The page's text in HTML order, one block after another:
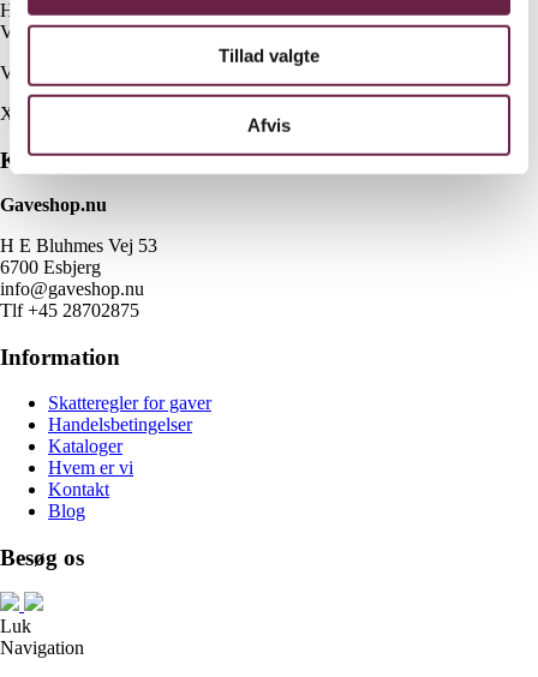
Tillad valgte
Afvis
Højde: 6,5 cm
Volume: 42 cl
Vejl. pris Kr. 1129,-
X
Kontakt
Gaveshop.nu
H E Bluhmes Vej 53
6700 Esbjerg
info@gaveshop.nu
Tlf +45 28702875
Information
Skatteregler for gaver
Handelsbetingelser
Kataloger
Hvem er vi
Kontakt
Blog
Besøg os
Luk
Navigation